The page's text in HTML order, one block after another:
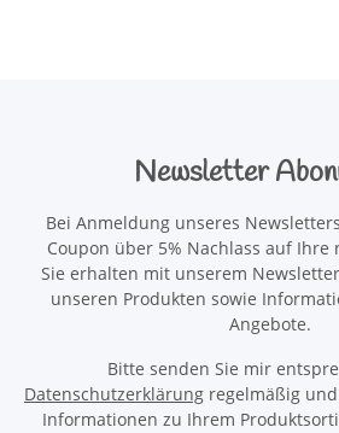
Newsletter
Bei Anmeldung unseres
Coupon über 5% Nachlass auf Ihre
Sie erhalten mit unserem
unseren Produkten sowie
Angebote.
Bitte senden Sie mir
Datenschutzerklärung regelmäßig
Informationen zu Ihrem